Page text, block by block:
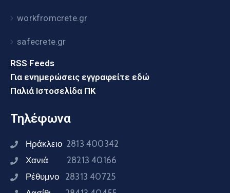
workfromcrete.gr
safecrete.gr
RSS Feeds
Για ενημερώσεις εγγραφείτε εδώ
Παλιά Ιστοσελίδα ΠΚ
Τηλέφωνα
Ηράκλειο 2813 400342
Χανιά 28213 40166
Ρέθυμνο 28313 40725